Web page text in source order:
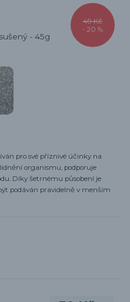
49 Kč
- 20 %
pro své příznivé účinky na
organismu, podporuje
Díky šetrnému působení je
podáván pravidelně v menším